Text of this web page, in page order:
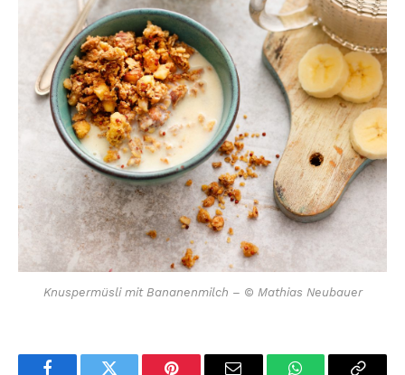
Knuspermüsli mit Bananenmilch – © Mathias Neubauer